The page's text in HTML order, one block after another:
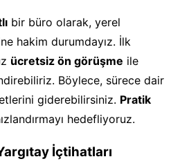
bir büro olarak, yerel
hakim durumdayız. İlk
ücretsiz ön görüşme ile
Böylece, sürece dair
giderebilirsiniz. Pratik
hedefliyoruz.
İçtihatları